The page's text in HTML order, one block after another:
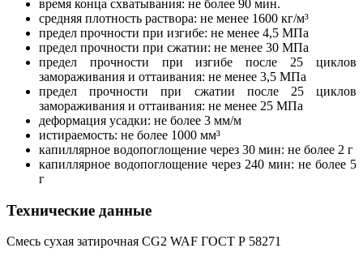
время конца схватывания: не более 90 мин.
средняя плотность раствора: не менее 1600 кг/м³
предел прочности при изгибе: не менее 4,5 МПа
предел прочности при сжатии: не менее 30 МПа
предел прочности при изгибе после 25 циклов
замораживания и оттаивания: не менее 3,5 МПа
предел прочности при сжатии после 25 циклов
замораживания и оттаивания: не менее 25 МПа
деформация усадки: не более 3 мм/м
истираемость: не более 1000 мм³
капиллярное водопоглощение через 30 мин: не более 2 г
капиллярное водопоглощение через 240 мин: не более 5
г
Технические данные
Смесь сухая затирочная СG2 WAF ГОСТ Р 58271